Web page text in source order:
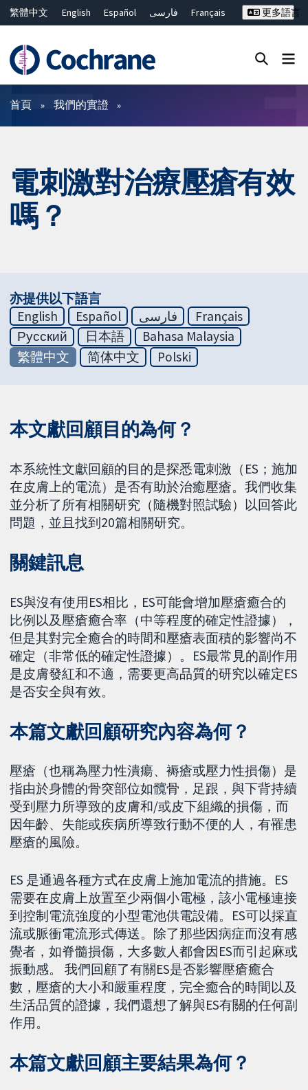
繁體中文 English Español فارسی
Français
ไทย
简体中文
更多語言
篩選條件
首頁 我們的實證
電刺激對治療壓瘡有效
嗎？
亦提供以下語言
English
Español فارسی
Français
Русский
日本語
Bahasa Malaysia
繁體中文
简体中文 Polski
本文獻回顧目的為何？
本系統性文獻回顧的目的是探悉電刺激（ES；施加
在皮膚上的電流）是否有助於治癒壓瘡。我們收集
並分析了所有相關研究（隨機對照試驗）以回答此
問題，並且找到20篇相關研究。
關鍵訊息
ES與沒有使用ES相比，ES可能會增加壓瘡癒合的
比例以及壓瘡癒合率（中等程度的確定性證據），
但是其對完全癒合的時間和壓瘡表面積的影響尚不
確定（非常低的確定性證據）。ES最常見的副作用
是皮膚發紅和不適，需要更高品質的研究以確定ES
是否安全與有效。
本篇文獻回顧研究內容為何？
壓瘡（也稱為壓力性潰瘍、褥瘡或壓力性損傷）是
指由於身體的骨突部位如髖骨，足跟，與下背持續
受到壓力所導致的皮膚和/或皮下組織的損傷，而
因年齡、失能或疾病所導致行動不便的人，有罹患
壓瘡的風險。
ES 是通過各種方式在皮膚上施加電流的措施。ES
需要在皮膚上放置至少兩個小電極，該小電極連接
到控制電流強度的小型電池供電設備。ES可以採直
流或脈衝電流形式傳送。除了那些因病症而沒有感
覺者，如脊髓損傷，大多數人都會因ES而引起麻或
振動感。 我們回顧了有關ES是否影響壓瘡癒合
數，壓瘡的大小和嚴重程度，完全癒合的時間以及
生活品質的證據，我們還想了解與ES有關的任何副
作用。
本篇文獻回顧主要結果為何？